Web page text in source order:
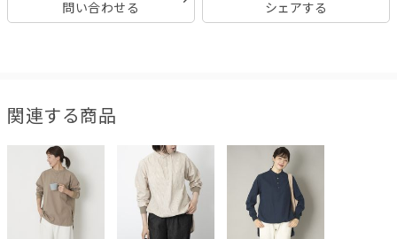
問い合わせる
シェアする
関連する商品